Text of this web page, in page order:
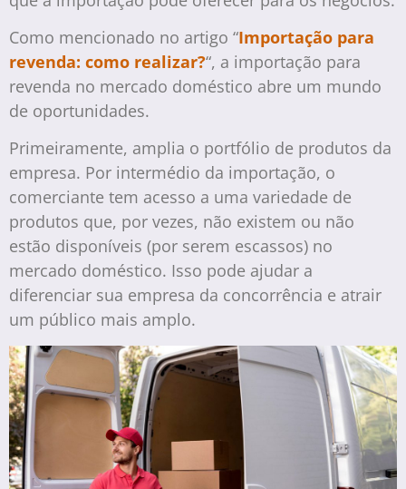
Como mencionado no artigo “Importação para
revenda: como realizar?“, a importação para
revenda no mercado doméstico abre um mundo
de oportunidades.
Primeiramente, amplia o portfólio de produtos da
empresa. Por intermédio da importação, o
comerciante tem acesso a uma variedade de
produtos que, por vezes, não existem ou não
estão disponíveis (por serem escassos) no
mercado doméstico. Isso pode ajudar a
diferenciar sua empresa da concorrência e atrair
um público mais amplo.